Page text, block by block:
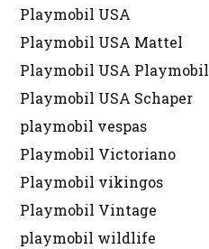
Playmobil USA
Playmobil USA Mattel
Playmobil USA Playmobil
Playmobil USA Schaper
playmobil vespas
Playmobil Victoriano
Playmobil vikingos
Playmobil Vintage
playmobil wildlife